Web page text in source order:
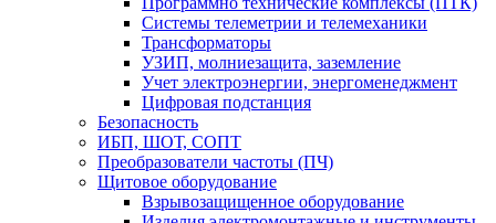
Системы телеметрии и телемеханики
Трансформаторы
УЗИП, молниезащита, заземление
Учет электроэнергии, энергоменеджмент
Цифровая подстанция
Безопасность
ИБП, ШОТ, СОПТ
Преобразователи частоты (ПЧ)
Щитовое оборудование
Взрывозащищенное оборудование